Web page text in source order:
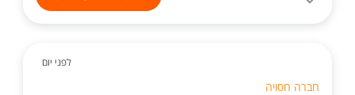
לפני יום
חברה חסויה